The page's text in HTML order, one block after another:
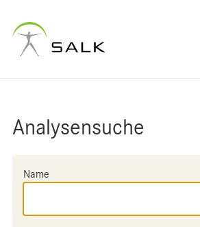
Analysensuche
Name